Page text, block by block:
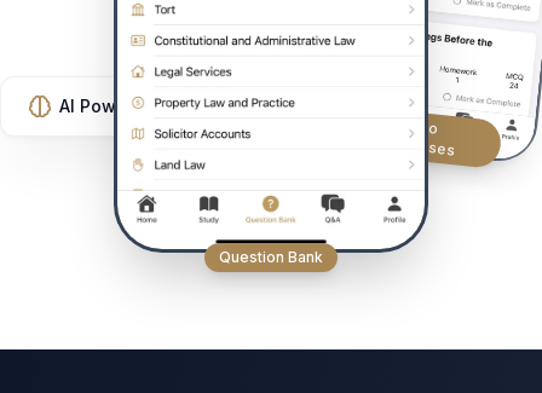
Question Bank
Video
Courses
AI Powered